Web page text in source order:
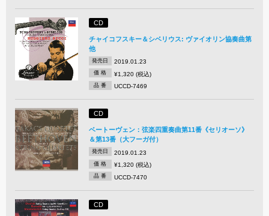
CD
チャイコフスキー＆シベリウス: ヴァイオリン協奏曲第
他
発売日 2019.01.23
価 格 ¥1,320 (税込)
品 番 UCCD-7469
CD
ベートーヴェン：弦楽四重奏曲第11番《セリオーソ》
＆第13番（大フーガ付）
発売日 2019.01.23
価 格 ¥1,320 (税込)
品 番 UCCD-7470
CD